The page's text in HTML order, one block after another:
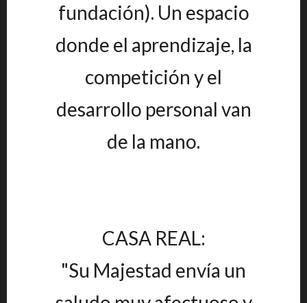
fundación). Un espacio
donde el aprendizaje, la
competición y el
desarrollo personal van
de la mano.
CASA REAL:
"Su Majestad envía un